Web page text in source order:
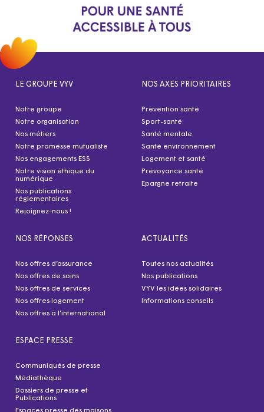
LE GROUPE VYV
Notre groupe
Notre organisation
Nos métiers
Notre promesse mutualiste
Nos engagements ESS
Notre vision éthique du
numérique
Nos publications
réglementaires
Rejoignez-nous !
NOS AXES PRIORITAIRES
Prévention santé
Sport-santé
Santé mentale
Santé environnement
Logement et santé
Prévoyance santé
Epargne retraite
NOS RÉPONSES
Nos offres d’assurance
Nos offres de soins
Nos offres de services
Nos offres logement
Nos offres à l’international
ACTUALITÉS
Toutes nos actualités
Nos publications
VYV les idées solidaires
Informations conseils
ESPACE PRESSE
Communiqués de presse
Médiathèque
Dossiers de presse et
Publications
Espaces presse des maisons